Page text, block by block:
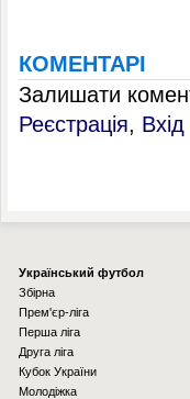
КОМЕНТАРІ
Залишати
Реєстрація, Вхід
Українcький футбол
Збірна
Прем'єр-ліга
Перша ліга
Друга ліга
Кубок України
Молодіжка